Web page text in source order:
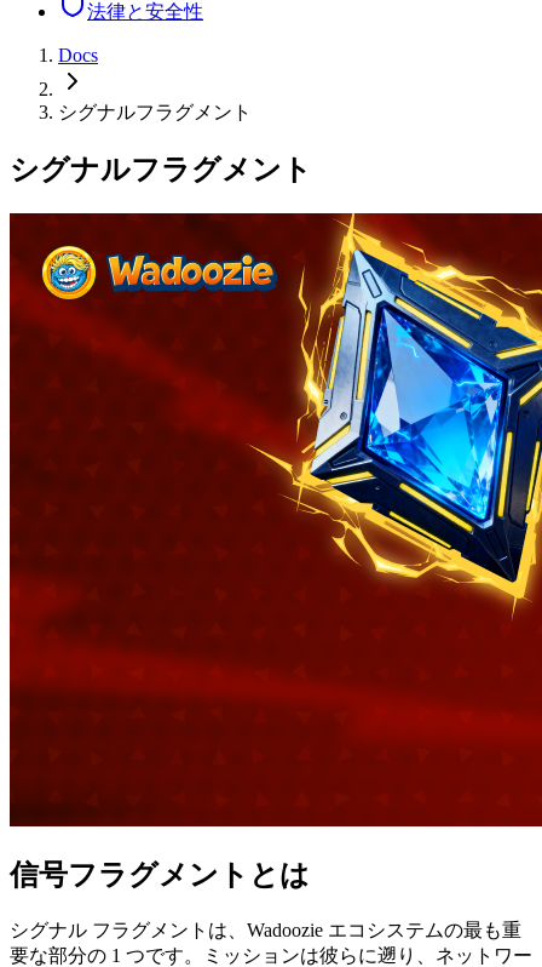
法律と安全性
Docs
シグナルフラグメント
シグナルフラグメント
信号フラグメントとは
シグナル フラグメントは、Wadoozie エコシステムの最も重
要な部分の 1 つです。ミッションは彼らに遡り、ネットワー